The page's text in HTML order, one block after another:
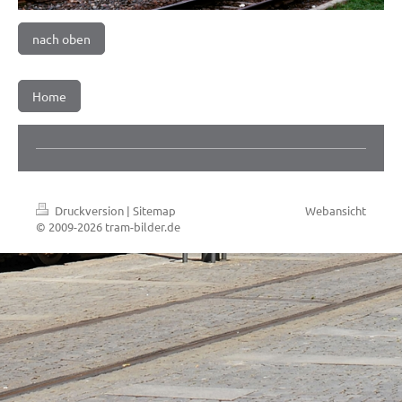
nach oben
Home
Druckversion | Sitemap
© 2009-2026 tram-bilder.de
Webansicht